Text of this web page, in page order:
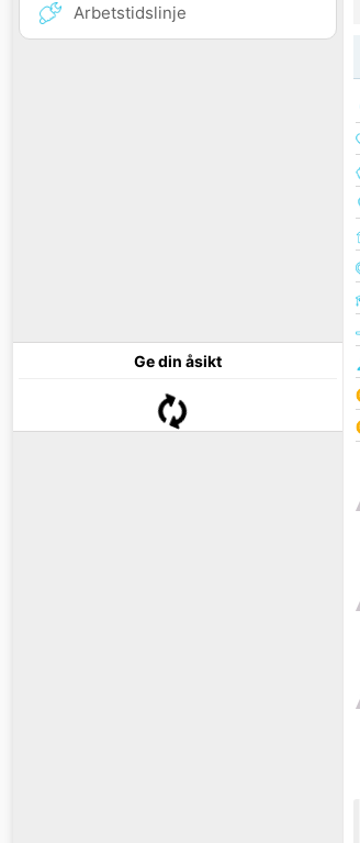
Arbetstidslinje
Ge din åsikt